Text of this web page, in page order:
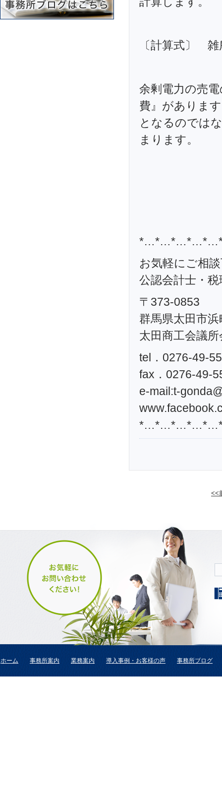
〔計算式〕 雑
余剰電力の売
費』がありま
となるのでは
まります。
お気軽にご相
公認会計士・
〒373-0853
群馬県太田市
太田商工会議
tel．0276-49-
fax．0276-49-
e-mail:t-
<<
ホーム 事務所案内 業務案内 導入事例・お客様の声 事務所ブログ